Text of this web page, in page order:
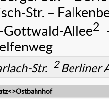
Str. –
Gottwald-Allee2
Str. 2Berliner